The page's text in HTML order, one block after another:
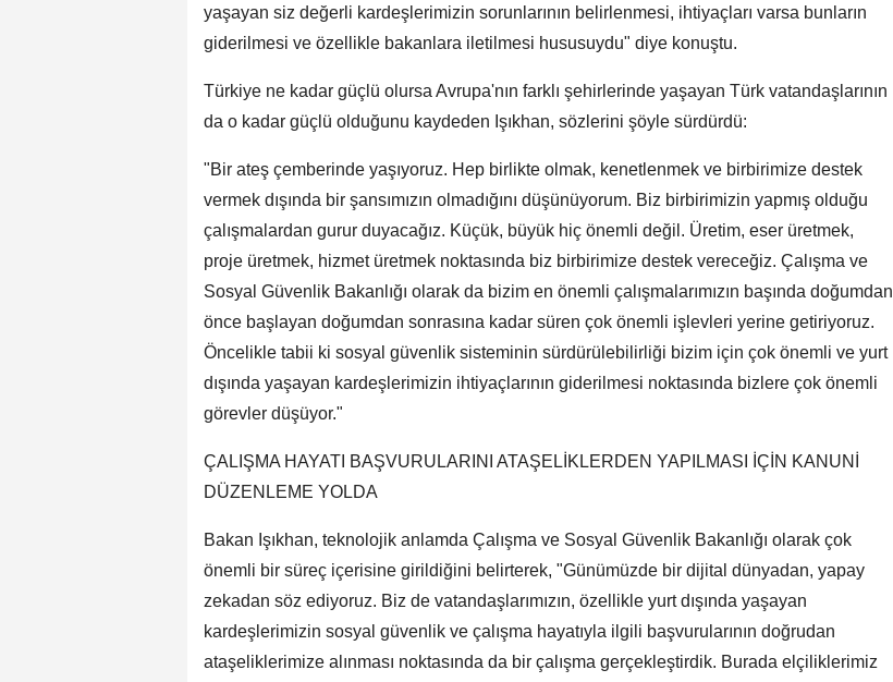
yaşayan siz değerli kardeşlerimizin sorunlarının belirlenmesi, ihtiyaçları varsa bunların
giderilmesi ve özellikle bakanlara iletilmesi hususuydu" diye konuştu.
Türkiye ne kadar güçlü olursa Avrupa'nın farklı şehirlerinde yaşayan Türk vatandaşlarının
da o kadar güçlü olduğunu kaydeden Işıkhan, sözlerini şöyle sürdürdü:
"Bir ateş çemberinde yaşıyoruz. Hep birlikte olmak, kenetlenmek ve birbirimize destek
vermek dışında bir şansımızın olmadığını düşünüyorum. Biz birbirimizin yapmış olduğu
çalışmalardan gurur duyacağız. Küçük, büyük hiç önemli değil. Üretim, eser üretmek,
proje üretmek, hizmet üretmek noktasında biz birbirimize destek vereceğiz. Çalışma ve
Sosyal Güvenlik Bakanlığı olarak da bizim en önemli çalışmalarımızın başında doğumdan
önce başlayan doğumdan sonrasına kadar süren çok önemli işlevleri yerine getiriyoruz.
Öncelikle tabii ki sosyal güvenlik sisteminin sürdürülebilirliği bizim için çok önemli ve yurt
dışında yaşayan kardeşlerimizin ihtiyaçlarının giderilmesi noktasında bizlere çok önemli
görevler düşüyor."
ÇALIŞMA HAYATI BAŞVURULARINI ATAŞELİKLERDEN YAPILMASI İÇİN KANUNİ
DÜZENLEME YOLDA
Bakan Işıkhan, teknolojik anlamda Çalışma ve Sosyal Güvenlik Bakanlığı olarak çok
önemli bir süreç içerisine girildiğini belirterek, "Günümüzde bir dijital dünyadan, yapay
zekadan söz ediyoruz. Biz de vatandaşlarımızın, özellikle yurt dışında yaşayan
kardeşlerimizin sosyal güvenlik ve çalışma hayatıyla ilgili başvurularının doğrudan
ataşeliklerimize alınması noktasında da bir çalışma gerçekleştirdik. Burada elçiliklerimiz